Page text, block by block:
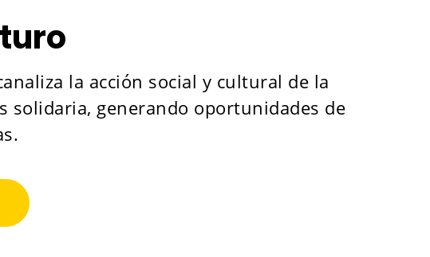
la acción social y cultural de la
solidaria, generando oportunidades de